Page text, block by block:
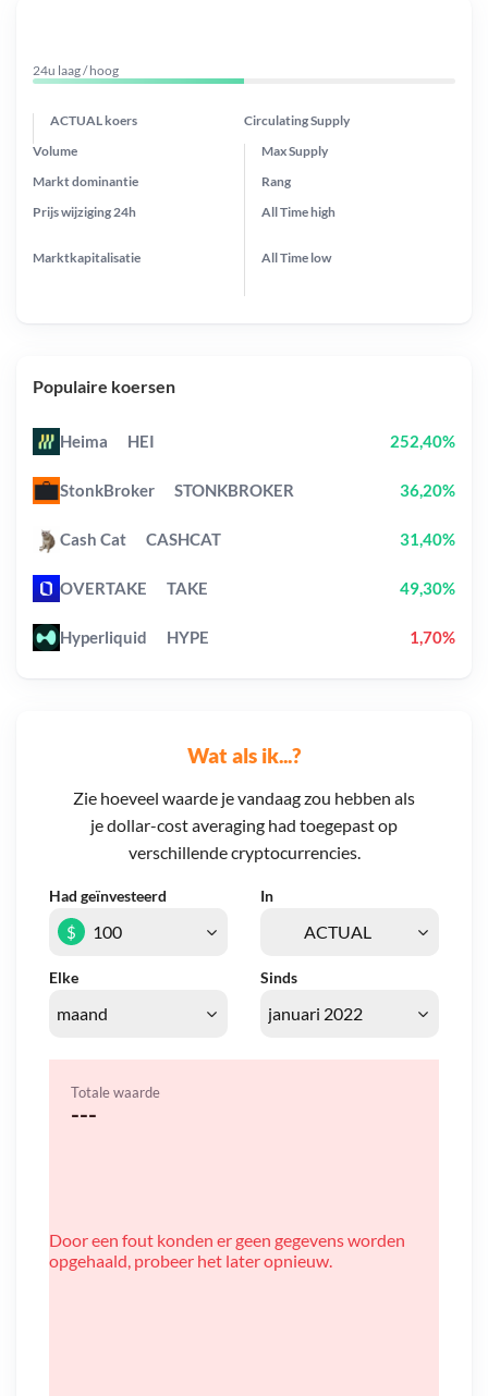
Wat als ik...?
Zie hoeveel waarde je vandaag zou hebben als
je dollar-cost averaging had toegepast op
verschillende cryptocurrencies.
Had geïnvesteerd In
Elke Sinds
$
Totale waarde
---
Door een fout konden er geen gegevens worden
opgehaald, probeer het later opnieuw.
24u laag / hoog
ACTUAL koers Circulating Supply
Prijs wijziging 24h
Max Supply
Markt dominantie
Marktkapitalisatie
Volume
Rang
All Timehigh
All Time low
Populaire koersen
Heima HEI 252,40%
StonkBroker STONKBROKER 36,20%
Cash Cat CASHCAT 31,40%
OVERTAKE TAKE 49,30%
Hyperliquid HYPE 1,70%